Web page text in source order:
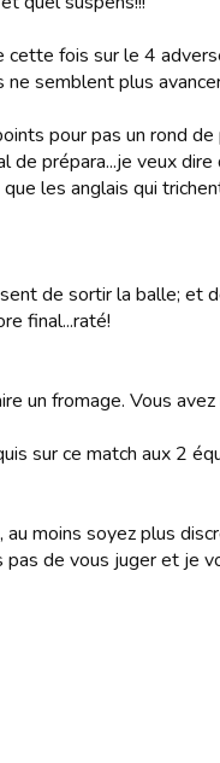
cette fois sur le 4
semblent plus
pour pas un rond de
prépara...je veux
les anglais qui
de sortir la balle; et
final...raté!
un fromage. Vous avez
sur ce match aux 2
moins soyez plus
pas de vous juger et je